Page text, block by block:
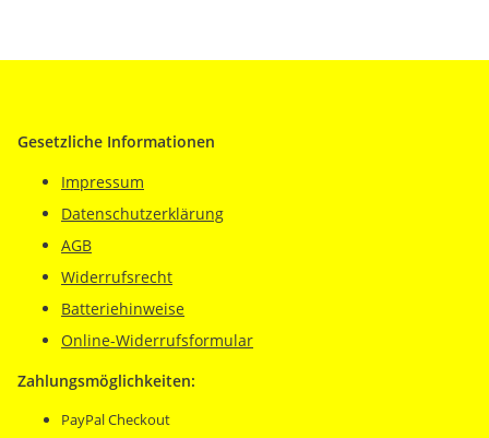
Gesetzliche Informationen
Impressum
Datenschutzerklärung
AGB
Widerrufsrecht
Batteriehinweise
Online-Widerrufsformular
Zahlungsmöglichkeiten:
PayPal Checkout